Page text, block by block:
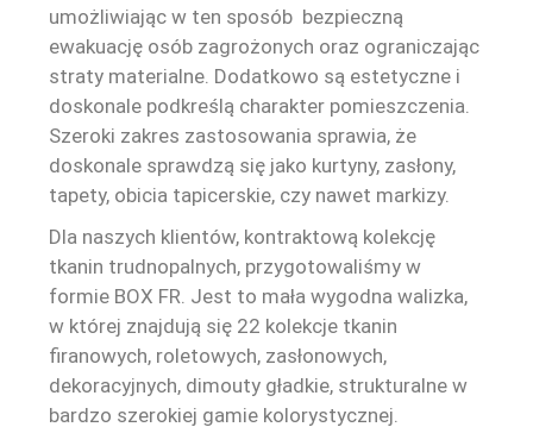
umożliwiając w ten sposób bezpieczną
ewakuację osób zagrożonych oraz ograniczając
straty materialne. Dodatkowo są estetyczne i
doskonale podkreślą charakter pomieszczenia.
Szeroki zakres zastosowania sprawia, że
doskonale sprawdzą się jako kurtyny, zasłony,
tapety, obicia tapicerskie, czy nawet markizy.
Dla naszych klientów, kontraktową kolekcję
tkanin trudnopalnych, przygotowaliśmy w
formie BOX FR. Jest to mała wygodna walizka,
w której znajdują się 22 kolekcje tkanin
firanowych, roletowych, zasłonowych,
dekoracyjnych, dimouty gładkie, strukturalne w
bardzo szerokiej gamie kolorystycznej.